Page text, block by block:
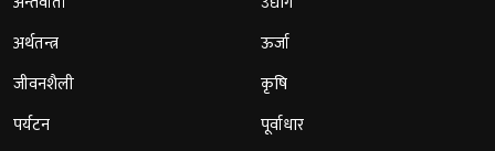
अर्थतन्त्र
जीवनशैली
पर्यटन
ऊर्जा
कृषि
पूर्वाधार